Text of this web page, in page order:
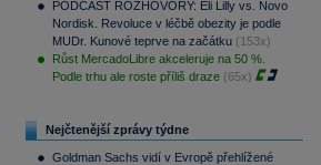
PODCAST ROZHOVORY: Eli Lilly vs. Novo
Nordisk. Revoluce v léčbě obezity je podle
MUDr. Kunové teprve na začátku (153x)
Růst MercadoLibre akceleruje na 50 %.
Podle trhu ale roste příliš draze (65x)
Nejčtenější zprávy týdne
Goldman Sachs vidí v Evropě přehlížené